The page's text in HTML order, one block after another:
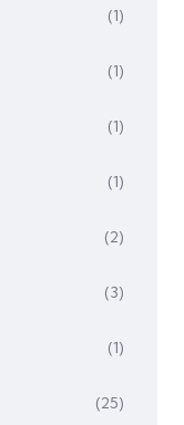
(1)
(1)
(1)
(1)
(2)
(3)
(1)
(25)